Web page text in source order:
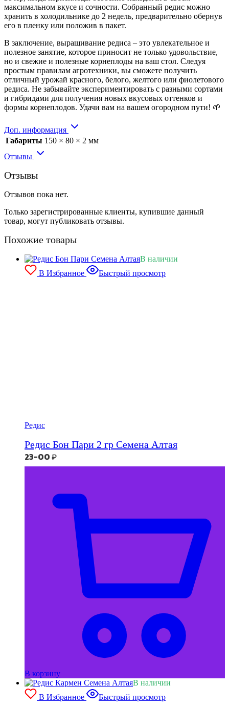
максимальном вкусе и сочности. Собранный редис можно
хранить в холодильнике до 2 недель, предварительно обернув
его в пленку или положив в пакет.
В заключение, выращивание редиса – это увлекательное и
полезное занятие, которое приносит не только удовольствие,
но и свежие и полезные корнеплоды на ваш стол. Следуя
простым правилам агротехники, вы сможете получить
отличный урожай красного, белого, желтого или фиолетового
редиса. Не забывайте экспериментировать с разными сортами
и гибридами для получения новых вкусовых оттенков и
формы корнеплодов. Удачи вам на вашем огородном пути! 🌱
Доп. информация
Габариты 150 × 80 × 2 мм
Отзывы
Отзывы
Отзывов пока нет.
Только зарегистрированные клиенты, купившие данный
товар, могут публиковать отзывы.
Похожие товары
В наличии
В Избранное
Быстрый просмотр
Редис
Редис Бон Пари 2 гр Семена Алтая
23-00₽
В корзину
В наличии
В Избранное
Быстрый просмотр